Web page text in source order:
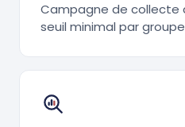
Campagne de collecte
seuil minimal par